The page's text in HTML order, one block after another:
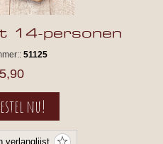
14-personen
51125